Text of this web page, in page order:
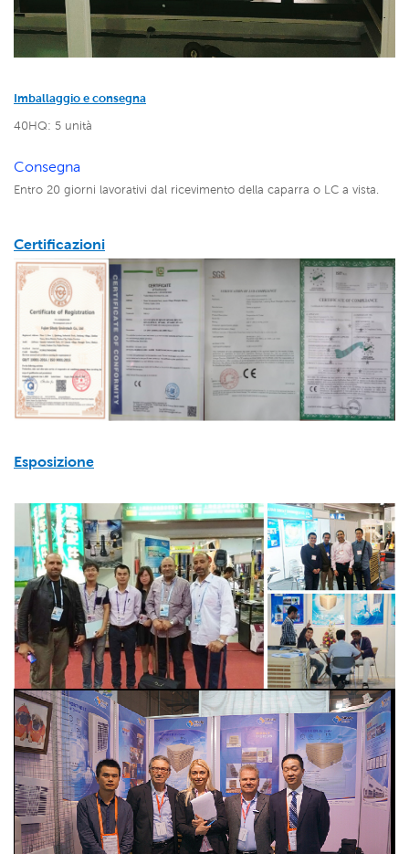
Imballaggio e consegna
40HQ: 5 unità
Consegna
Entro 20 giorni lavorativi dal ricevimento della caparra o LC a vista.
Certificazioni
Esposizione